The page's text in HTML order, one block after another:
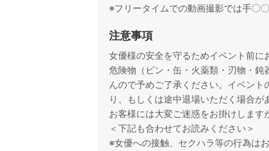
※フリータイムでの動画撮影では手〇
注意事項
女優様の安全を守るためイベント前に
危険物（ビン・缶・火薬類・刃物・
んので予めご了承ください。イベン
り、もしくは途中退場いただく場合が
お客様には大変ご迷惑をお掛けします
＜下記も合わせてお読みください＞
※女優への接触、セクハラ等の行為はお